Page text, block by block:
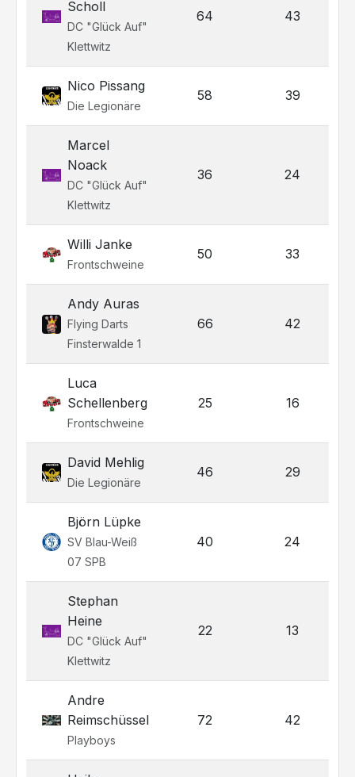
Scholl
DC "Glück Auf"
Klettwitz
64 43
Nico Pissang
Die Legionäre
58 39
Marcel
Noack
DC "Glück Auf"
Klettwitz
36 24
Willi Janke
Frontschweine
50 33
Andy Auras
Flying Darts
Finsterwalde 1
66 42
Luca
Schellenberg
Frontschweine
25 16
David Mehlig
Die Legionäre
46 29
Björn Lüpke
SV Blau-Weiß
07 SPB
40 24
Stephan
Heine
DC "Glück Auf"
Klettwitz
22 13
Andre
Reimschüssel
Playboys
72 42